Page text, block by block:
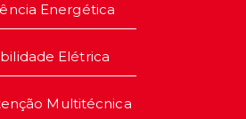
Energética
Elétrica
Multitécnica